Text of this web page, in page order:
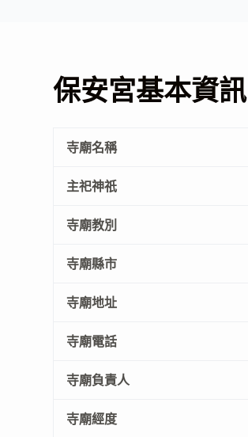
保安宮基本資訊
寺廟名稱
主祀神祇
寺廟教別
寺廟縣市
寺廟地址
寺廟電話
寺廟負責人
寺廟經度